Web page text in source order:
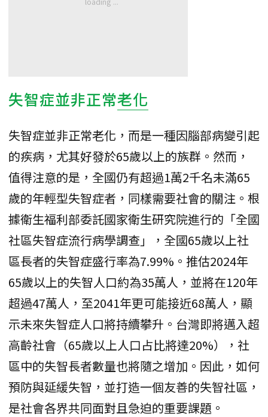
失智症並非正常老化
失智症並非正常老化，而是一種因腦部病變引起
的疾病，尤其好發於65歲以上的族群。然而，
值得注意的是，全國仍有超過1萬2千名未滿65
歲的年輕型失智症者，同樣需要社會的關注。根
據衛生福利部委託國家衛生研究院進行的「全國
社區失智症流行病學調查」，全國65歲以上社
區長者的失智症盛行率為7.99%。推估2024年
65歲以上的失智人口約為35萬人，並將在120年
超過47萬人，至2041年更可能接近68萬人，顯
示未來失智症人口將持續攀升。台灣即將邁入超
高齡社會（65歲以上人口占比將達20%），社
區中的失智長者數量也將隨之增加。因此，如何
預防與延緩失智，並打造一個友善的失智社區，
是社會各界共同面對且急迫的重要課題。